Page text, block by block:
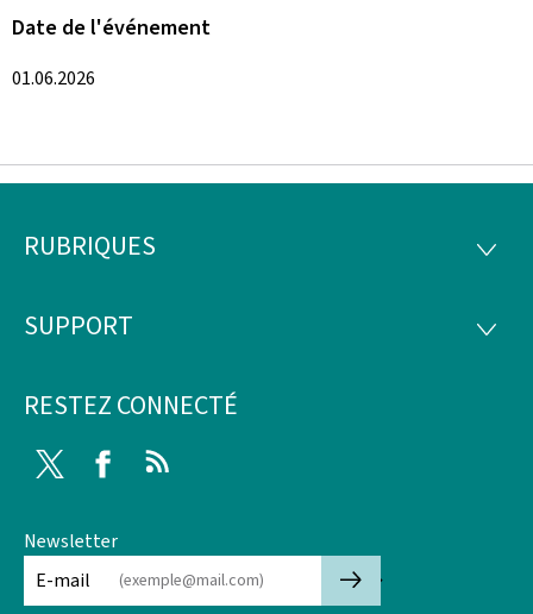
Date de l'événement
01.06.2026
Pied
page
RUBRIQUES
SUPPORT
RESTEZ CONNECTÉ
Twitter Facebook
Newsletter
E-mail
🡒